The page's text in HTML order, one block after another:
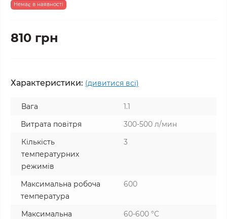
Немає в наявності
810 грн
Характеристики: (дивитися всі)
Вага
1.1
Витрата повітря
300-500 л/мин
Кількість
температурних
режимів
3
Максимальна робоча
температура
600
Максимальна
60-600 °С